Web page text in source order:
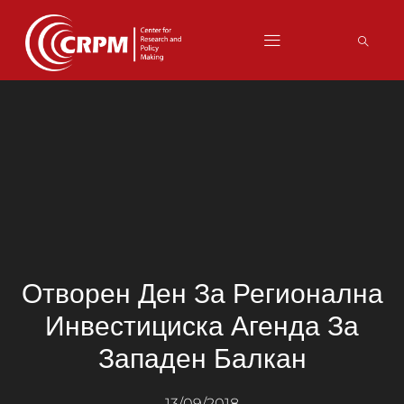
Отворен Ден За Регионална
Инвестициска Агенда За
Западен Балкан